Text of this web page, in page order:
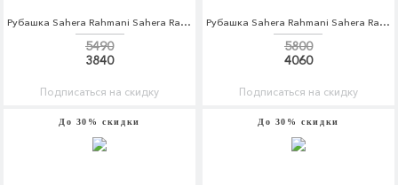
Рубашка Sahera Rahmani Sahera Rahmani MP002XM0W5Q6
5490
3840
Подписаться на скидку
Рубашка Sahera Rahmani Sahera Rahmani MP002XM0W5Q8
5800
4060
Подписаться на скидку
До 30% скидки До 30% скидки